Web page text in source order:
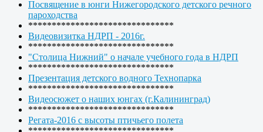
Посвящение в юнги Нижегородского детского речного
пароходства
*******************************
Видеовизитка НДРП - 2016г.
*******************************
"Столица Нижний" о начале учебного года в НДРП
*******************************
Презентация детского водного Технопарка
*******************************
Видеосюжет о наших юнгах (г.Калининград)
*******************************
Регата-2016 с высоты птичьего полета